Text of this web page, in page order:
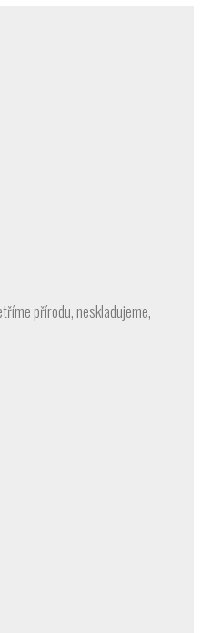
přírodu, neskladujeme,